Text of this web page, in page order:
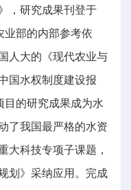
，研究成果刊登于
业部的内部参考依
人大的《现代农业与
国水权制度建设报
目的研究成果成为水
了我国最严格的水资
大科技专项子课题，
划》采纳应用。完成